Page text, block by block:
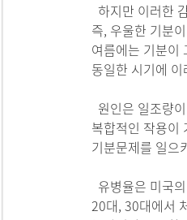
하지만 이러한
즉, 우울한 기분
여름에는 기분이
동일한 시기에
원인은 일조량
복합적인 작용이
기분문제를 일으
유병율은 미국
20대, 30대에서